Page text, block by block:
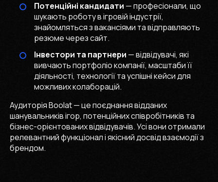
Потенційні кандидати — професіонали, що
шукають роботу в ігровій індустрії,
знайомляться з вакансіями та відправляють
резюме через сайт.
Інвестори та партнери — відвідувачі, які
вивчають портфоліо компанії, масштаби її
діяльності, технології та успішні кейси для
можливих колаборацій.
Аудиторія Boolat — це поєднання відданих
шанувальників ігор, потенційних співробітників та
бізнес-орієнтованих відвідувачів. Усі вони отримали
релевантний функціонал і якісний досвід взаємодії з
брендом.